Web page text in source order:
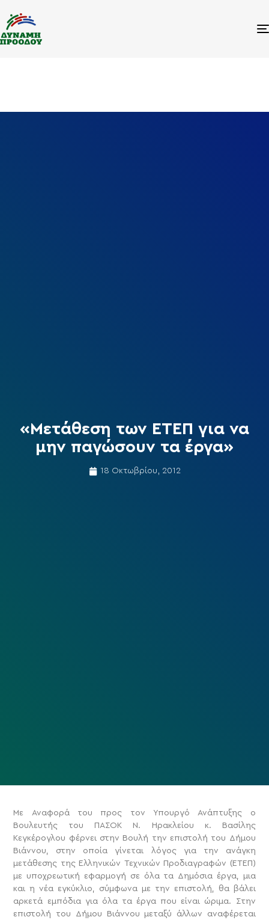
«Μετάθεση των ΕΤΕΠ για να
μην παγώσουν τα έργα»
18 Οκτωβρίου, 2012
Με Αναφορά του προς τον Υπουργό Ανάπτυξης ο
Βουλευτής του ΠΑΣΟΚ Ν. Ηρακλείου κ. Βασίλης
Κεγκέρογλου φέρνει στην Βουλή την επιστολή του Δήμου
Βιάννου, στην οποία γίνεται λόγος για την ανάγκη
μετάθεσης της Ελληνικών Τεχνικών Προδιαγραφών (ΕΤΕΠ)
με υποχρεωτική εφαρμογή σε όλα τα Δημόσια έργα, μια
και η νέα εγκύκλιο, σύμφωνα με την επιστολή, θα βάλει
αρκετά εμπόδια για όλα τα έργα που είναι ώριμα. Στην
επιστολή του Δήμου Βιάννου μεταξύ άλλων αναφέρεται